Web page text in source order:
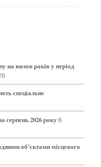
на вилов раків у період
спеціальне
серпень 2026 року 6
об’єктами місцевого